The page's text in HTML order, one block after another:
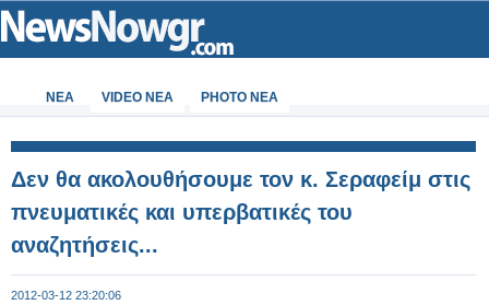
ΝΕΑ VIDEO NEA PHOTO NEA
Δεν θα ακολουθήσουμε τον κ. Σεραφείμ στις
πνευματικές και υπερβατικές του
αναζητήσεις...
2012-03-12 23:20:06